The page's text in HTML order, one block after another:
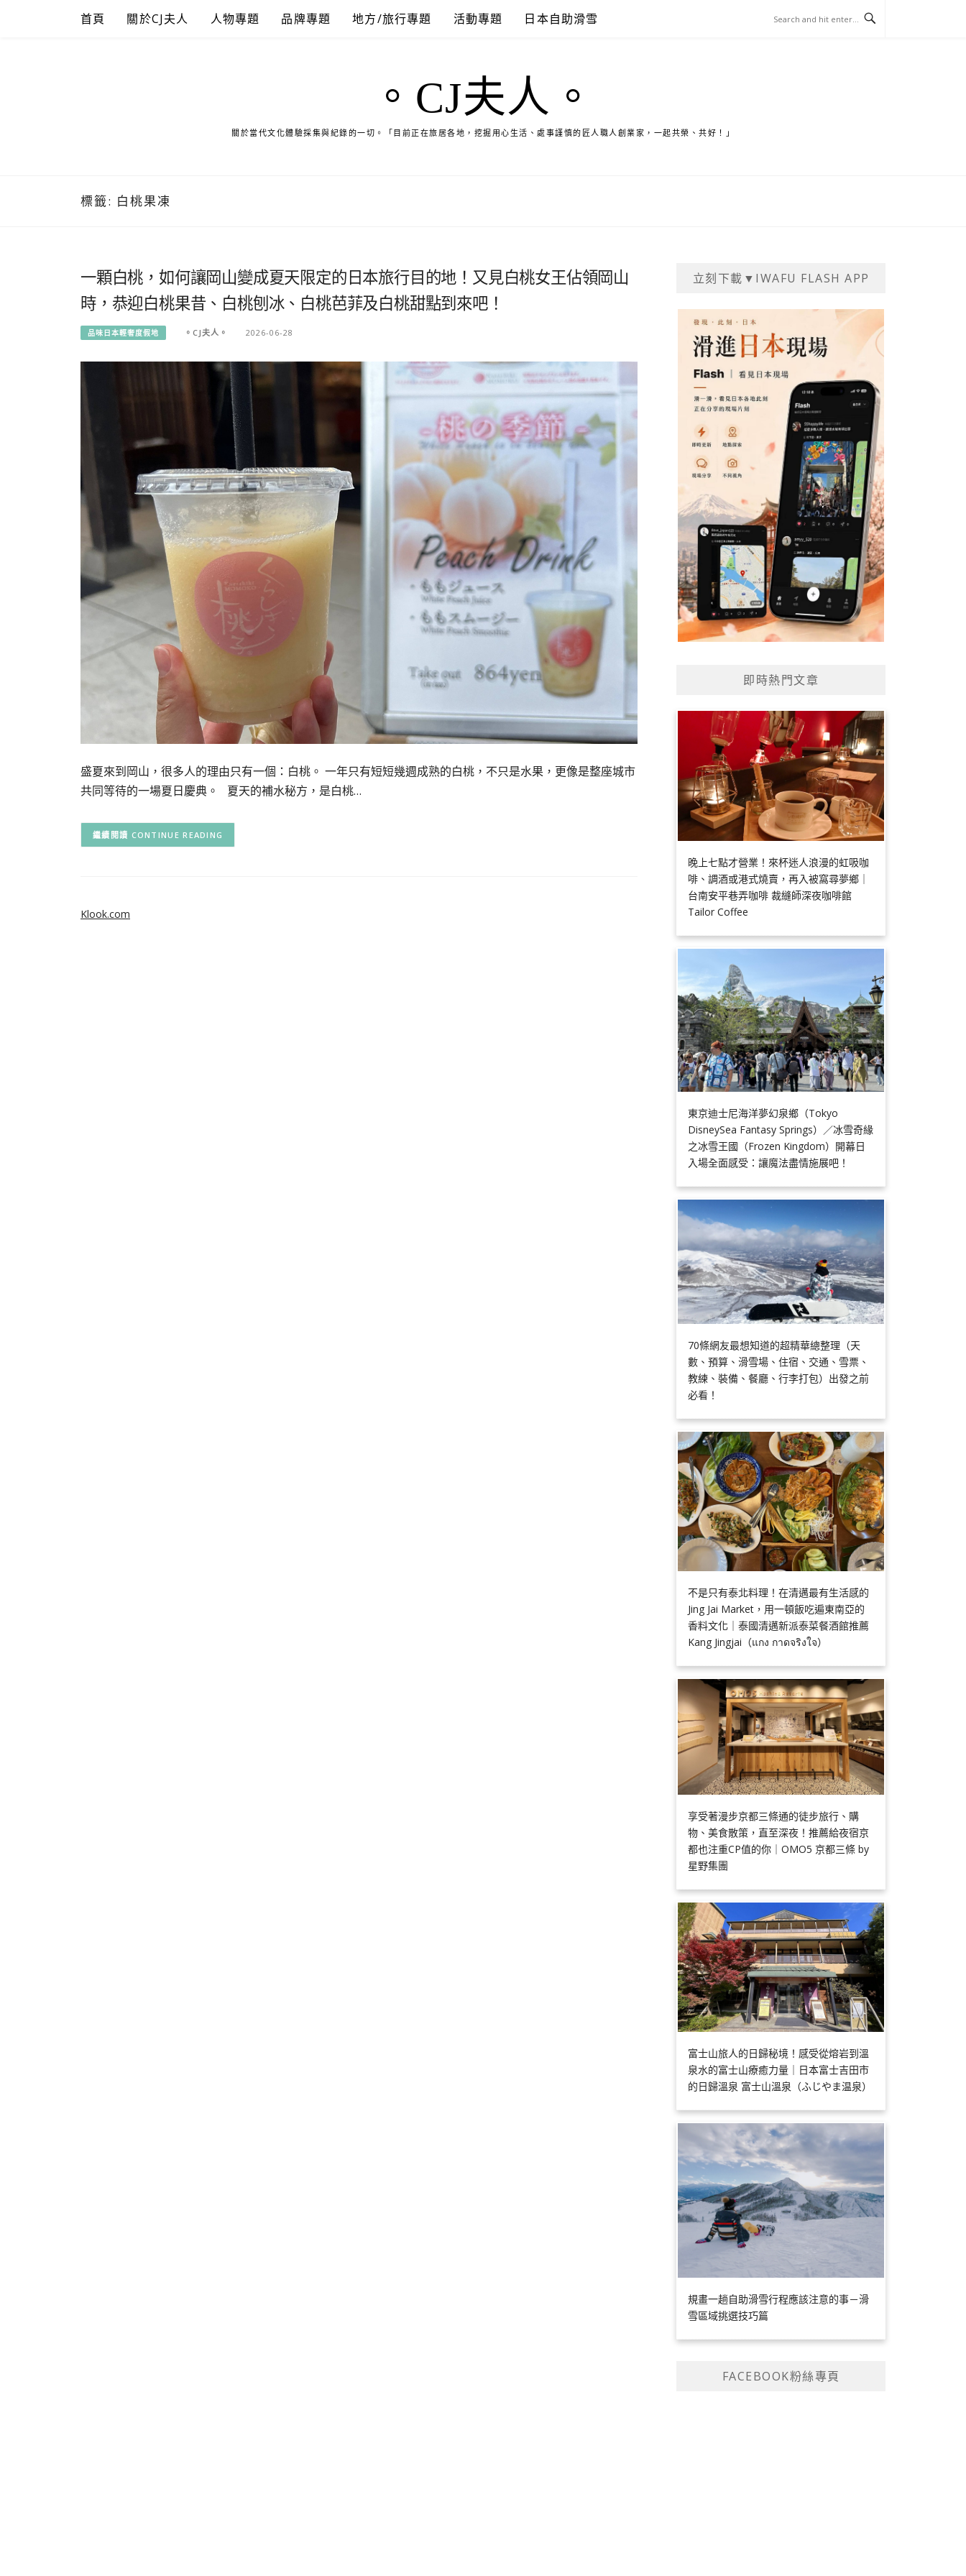
首頁 關於CJ夫人 人物專題 品牌專題 地方/旅行專題 活動專題 日本自助滑雪
。CJ夫人。
關於當代文化體驗採集與紀錄的一切。「目前正在旅居各地，挖掘用心生活、處事謹慎的匠人職人創業家，一起共榮、共好！」
標籤: 白桃果凍
一顆白桃，如何讓岡山變成夏天限定的日本旅行目的地！又見白桃女王佔領岡山
時，恭迎白桃果昔、白桃刨冰、白桃芭菲及白桃甜點到來吧！
品味日本輕奢度假地 。CJ夫人。 2026-06-28
盛夏來到岡山，很多人的理由只有一個：白桃。 一年只有短短幾週成熟的白桃，不只是水果，更像是整座城市
共同等待的一場夏日慶典。 夏天的補水秘方，是白桃…
CONTINUE READING
立刻下載▼IWAFU FLASH APP
即時熱門文章
晚上七點才營業！來杯迷人浪漫的虹吸咖
啡、調酒或港式燒賣，再入被窩尋夢鄉｜
台南安平巷弄咖啡 裁縫師深夜咖啡館
Tailor Coffee
東京迪士尼海洋夢幻泉鄉（Tokyo
DisneySea Fantasy Springs）／冰雪奇緣
之冰雪王國（Frozen Kingdom）開幕日
入場全面感受：讓魔法盡情施展吧！
70條網友最想知道的超精華總整理（天
數、預算、滑雪場、住宿、交通、雪票、
教練、裝備、餐廳、行李打包）出發之前
必看！
不是只有泰北料理！在清邁最有生活感的
Jing Jai Market，用一頓飯吃遍東南亞的
香料文化｜泰國清邁新派泰菜餐酒館推薦
Kang Jingjai（แกง กาดจริงใจ）
享受著漫步京都三條通的徒步旅行、購
物、美食散策，直至深夜！推薦給夜宿京
都也注重CP值的你｜OMO5 京都三條 by
星野集團
富士山旅人的日歸秘境！感受從熔岩到溫
泉水的富士山療癒力量｜日本富士吉田市
的日歸溫泉 富士山溫泉（ふじやま温泉）
規畫一趟自助滑雪行程應該注意的事－滑
雪區域挑選技巧篇
FACEBOOK粉絲專頁
Klook.com